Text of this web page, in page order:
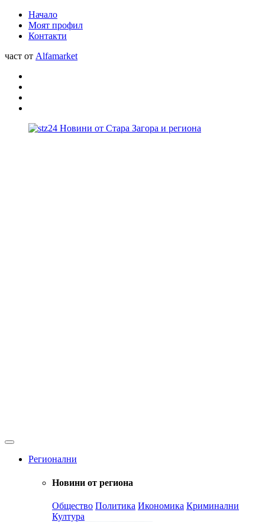
Начало
Моят профил
Контакти
част от Alfamarket
Регионални
Новини от региона
Общество Политика Икономика Криминални
Култура